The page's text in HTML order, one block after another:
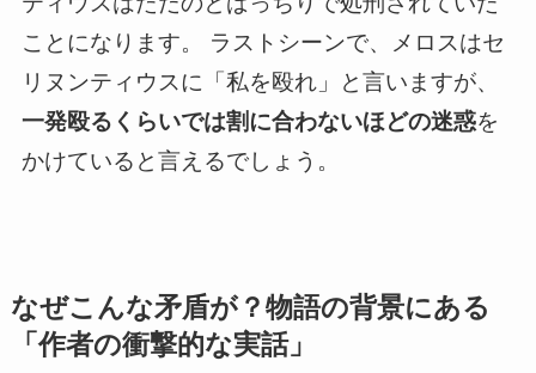
ことになります。 ラストシーンで、メロスはセ
リヌンティウスに「私を殴れ」と言いますが、
一発殴るくらいでは割に合わないほどの迷惑を
かけていると言えるでしょう。
なぜこんな矛盾が？物語の背景にある
「作者の衝撃的な実話」